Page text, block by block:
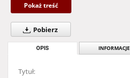
Pokaż treść
Pobierz
OPIS INFORMACJE
Tytuł: